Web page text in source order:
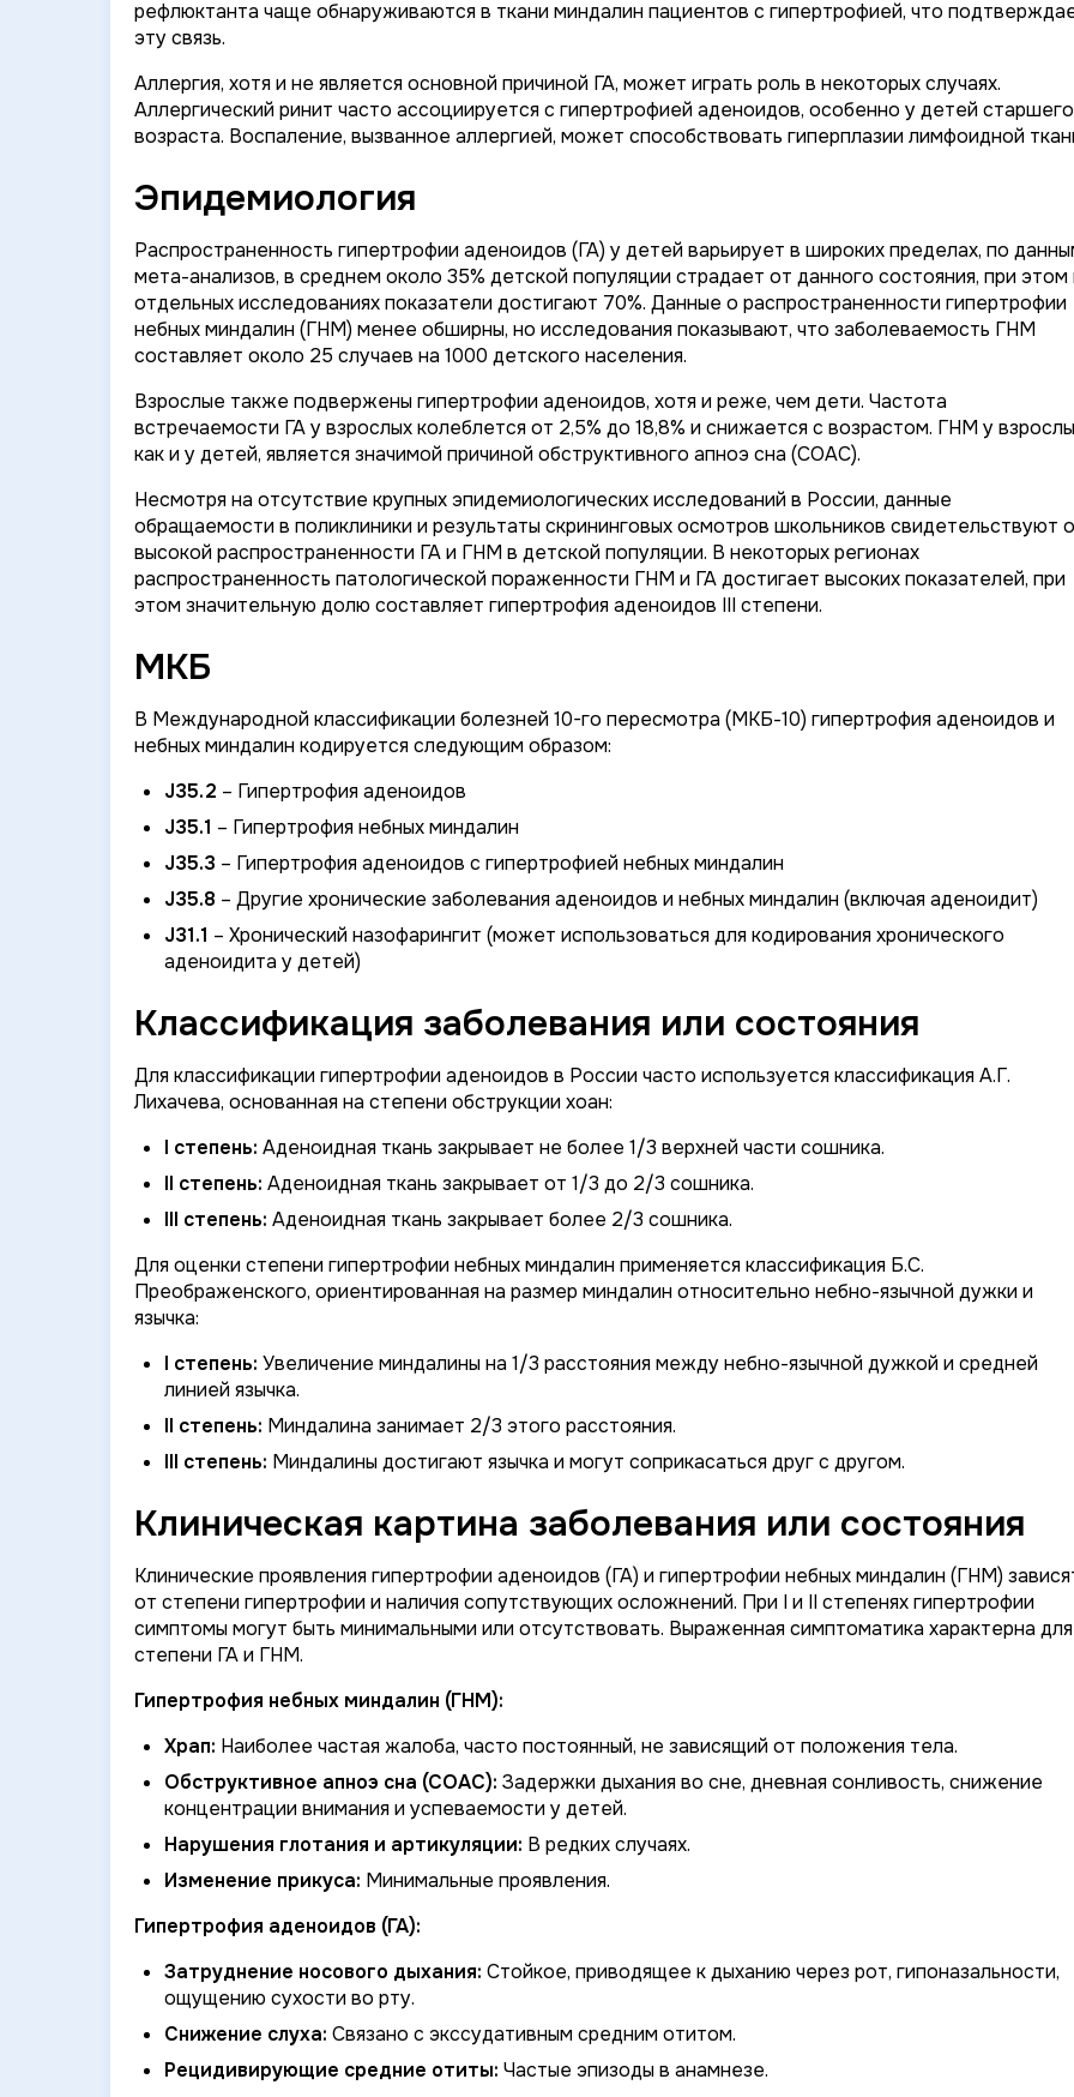
рефлюктанта чаще обнаруживаются в ткани миндалин пациентов с гипертрофией, что
эту связь.
Аллергия, хотя и не является основной причиной ГА, может играть роль в некоторых случаях.
Аллергический ринит часто ассоциируется с гипертрофией аденоидов, особенно у детей старшего
возраста. Воспаление, вызванное аллергией, может способствовать гиперплазии лимфоидной
Эпидемиология
Распространенность гипертрофии аденоидов (ГА) у детей варьирует в широких пределах, по
мета-анализов, в среднем около 35% детской популяции страдает от данного состояния, при этом
отдельных исследованиях показатели достигают 70%. Данные о распространенности гипертрофии
небных миндалин (ГНМ) менее обширны, но исследования показывают, что заболеваемость ГНМ
составляет около 25 случаев на 1000 детского населения.
Взрослые также подвержены гипертрофии аденоидов, хотя и реже, чем дети. Частота
встречаемости ГА у взрослых колеблется от 2,5% до 18,8% и снижается с возрастом. ГНМ у
как и у детей, является значимой причиной обструктивного апноэ сна (СОАС).
Несмотря на отсутствие крупных эпидемиологических исследований в России, данные
обращаемости в поликлиники и результаты скрининговых осмотров школьников свидетельствуют о
высокой распространенности ГА и ГНМ в детской популяции. В некоторых регионах
распространенность патологической пораженности ГНМ и ГА достигает высоких показателей, при
этом значительную долю составляет гипертрофия аденоидов III степени.
МКБ
В Международной классификации болезней 10-го пересмотра (МКБ-10) гипертрофия аденоидов и
небных миндалин кодируется следующим образом:
J35.2 – Гипертрофия аденоидов
J35.1 – Гипертрофия небных миндалин
J35.3 – Гипертрофия аденоидов с гипертрофией небных миндалин
J35.8 – Другие хронические заболевания аденоидов и небных миндалин (включая аденоидит)
J31.1 – Хронический назофарингит (может использоваться для кодирования хронического
аденоидита у детей)
Классификация заболевания или состояния
Для классификации гипертрофии аденоидов в России часто используется классификация А.Г.
Лихачева, основанная на степени обструкции хоан:
I степень: Аденоидная ткань закрывает не более 1/3 верхней части сошника.
II степень: Аденоидная ткань закрывает от 1/3 до 2/3 сошника.
III степень: Аденоидная ткань закрывает более 2/3 сошника.
Для оценки степени гипертрофии небных миндалин применяется классификация Б.С.
Преображенского, ориентированная на размер миндалин относительно небно-язычной дужки и
язычка:
I степень: Увеличение миндалины на 1/3 расстояния между небно-язычной дужкой и средней
линией язычка.
II степень: Миндалина занимает 2/3 этого расстояния.
III степень: Миндалины достигают язычка и могут соприкасаться друг с другом.
Клиническая картина заболевания или состояния
Клинические проявления гипертрофии аденоидов (ГА) и гипертрофии небных миндалин (ГНМ)
от степени гипертрофии и наличия сопутствующих осложнений. При I и II степенях гипертрофии
симптомы могут быть минимальными или отсутствовать. Выраженная симптоматика характерна
степени ГА и ГНМ.
Гипертрофия небных миндалин (ГНМ):
Храп: Наиболее частая жалоба, часто постоянный, не зависящий от положения тела.
Обструктивное апноэ сна (СОАС): Задержки дыхания во сне, дневная сонливость, снижение
концентрации внимания и успеваемости у детей.
Нарушения глотания и артикуляции: В редких случаях.
Изменение прикуса: Минимальные проявления.
Гипертрофия аденоидов (ГА):
Затруднение носового дыхания: Стойкое, приводящее к дыханию через рот, гипоназальности,
ощущению сухости во рту.
Снижение слуха: Связано с экссудативным средним отитом.
Рецидивирующие средние отиты: Частые эпизоды в анамнезе.